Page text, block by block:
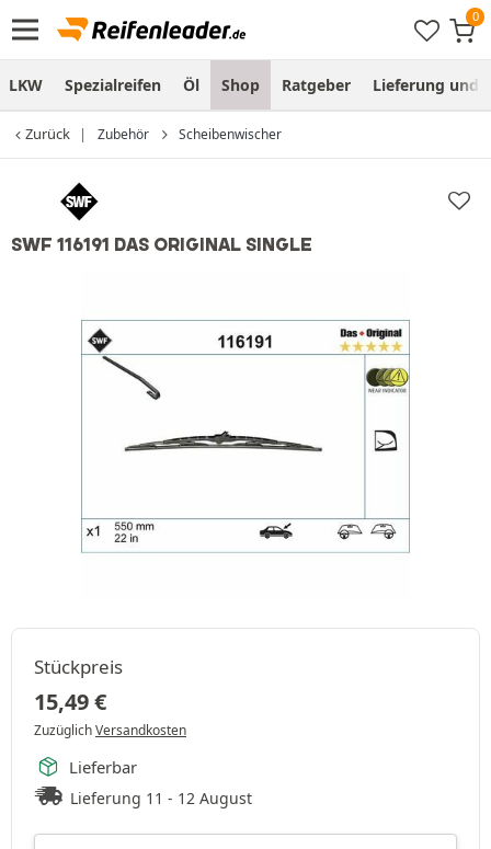
LKW Spezialreifen Öl Shop Ratgeber Lieferung und
Zurück Zubehör Scheibenwischer
SWF 116191 DAS ORIGINAL SINGLE
Stückpreis
15,49€
ZuzüglichVersandkosten
Lieferbar
Lieferung 11 - 12 August